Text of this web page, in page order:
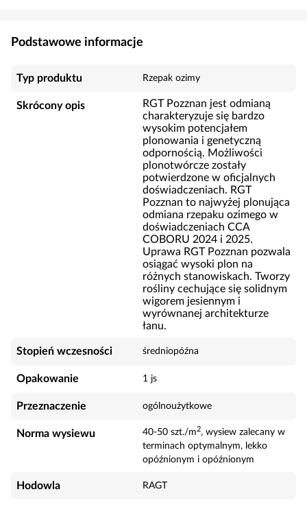
Podstawowe informacje
Typ produktu Rzepak ozimy
Skrócony opis
RGT Pozznan jest odmianą
charakteryzuje się bardzo
wysokim potencjałem
plonowania i genetyczną
odpornością. Możliwości
plonotwórcze zostały
potwierdzone w oﬁcjalnych
doświadczeniach. RGT
Pozznan to najwyżej plonująca
odmiana rzepaku ozimego w
doświadczeniach CCA
COBORU 2024 i 2025.
Uprawa RGT Pozznan pozwala
osiągać wysoki plon na
różnych stanowiskach. Tworzy
rośliny cechujące się solidnym
wigorem jesiennym i
wyrównanej architekturze
łanu.
Stopień wczesności średniopóźna
Opakowanie 1 js
Przeznaczenie ogólnoużytkowe
Norma wysiewu 40-50 szt./m2, wysiew zalecany w
terminach optymalnym, lekko
opóźnionym i opóźnionym
Hodowla RAGT